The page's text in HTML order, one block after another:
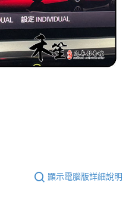
顯示電腦版詳細說明